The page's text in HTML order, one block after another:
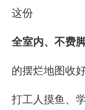
这份
全室内、不费
的摆烂地图收好
打工人摸鱼、